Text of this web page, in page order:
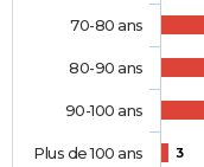
3
70-80 ans
80-90 ans
90-100 ans
Plus de 100 ans